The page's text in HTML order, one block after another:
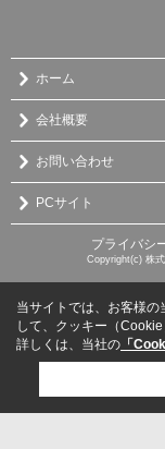
ホーム
会社概要
お問い合わせ
PCサイト
プライバシ
Copyright(c) 株
当サイトでは、お客様の
して、クッキー（Cookie
詳しくは、当社の 「